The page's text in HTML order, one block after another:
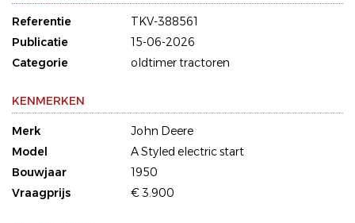
Referentie
TKV-388561
Publicatie
15-06-2026
Categorie
oldtimer tractoren
KENMERKEN
Merk
John Deere
Model
A Styled electric start
Bouwjaar
1950
Vraagprijs
€ 3.900